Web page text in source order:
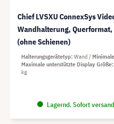
Chief LVSXU ConnexSys
Wandhalterung,
(ohne Schienen)
Lagernd. Sofort
Halterungsgerätetyp Wand
Maximale unterstützte Display Größe
kg